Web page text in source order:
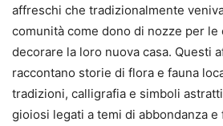
affreschi che tradizionalmente
comunità come dono di nozze per
decorare la loro nuova casa. Questi
raccontano storie di flora e fauna
tradizioni, calligrafia e simboli
gioiosi legati a temi di abbondanza